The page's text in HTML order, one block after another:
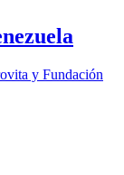
y Fundación